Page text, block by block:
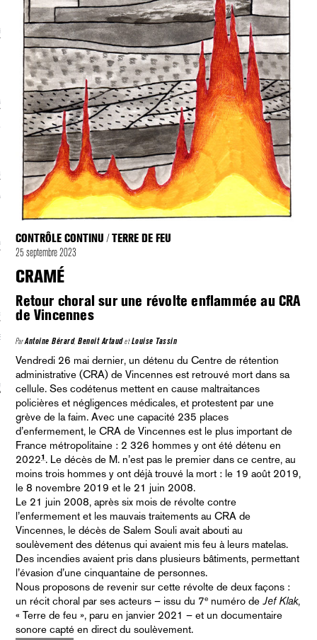
DE BASE
et politique
CONTINU
et prisons
LGBTQI
luttes sociales
VAGUES
politique et critique de la technologie
CONTRÔLE CONTINU /TERRE DE FEU
25 septembre 2023
CRAMÉ
Retour choral sur une révolte enflammée au CRA
de Vincennes
ParAntoine Bérard,Benoit ArtaudetLouise Tassin
Vendredi 26 mai dernier, un détenu du Centre de rétention
administrative (CRA) de Vincennes est retrouvé mort dans sa
cellule. Ses codétenus mettent en cause maltraitances
policières et négligences médicales, et protestent par une
grève de la faim. Avec une capacité 235 places
d’enfermement, le CRA de Vincennes est le plus important de
France métropolitaine : 2 326 hommes y ont été détenu en
20221. Le décès de M. n’est pas le premier dans ce centre, au
moins trois hommes y ont déjà trouvé la mort : le 19 août 2019,
le 8 novembre 2019 et le 21 juin 2008.
Le 21 juin 2008, après six mois de révolte contre
l’enfermement et les mauvais traitements au CRA de
Vincennes, le décès de Salem Souli avait abouti au
soulèvement des détenus qui avaient mis feu à leurs matelas.
Des incendies avaient pris dans plusieurs bâtiments, permettant
l’évasion d’une cinquantaine de personnes.
Nous proposons de revenir sur cette révolte de deux façons :
un récit choral par ses acteurs – issu du 7e numéro de Jef Klak,
« Terre de feu », paru en janvier 2021 – et un documentaire
sonore capté en direct du soulèvement.